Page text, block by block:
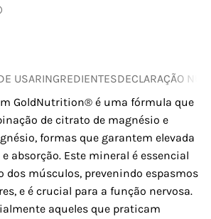
USARINGREDIENTESDECLARAÇÃO
GoldNutrition® é uma fórmula que
de citrato de magnésio e
formas que garantem elevada
absorção. Este mineral é essencial
dos músculos, prevenindo espasmos
e é crucial para a função nervosa.
aqueles que praticam